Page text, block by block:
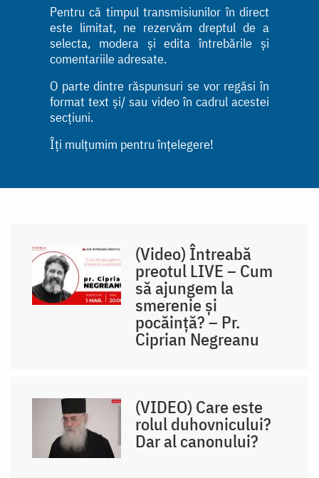
Pentru că timpul transmisiunilor în direct
este limitat, ne rezervăm dreptul de a
selecta, modera și edita întrebările și
comentariile adresate.
O parte dintre răspunsuri se vor regăsi în
format text și/ sau video în cadrul acestei
secțiuni.
Îți mulțumim pentru înțelegere!
(Video) Întreabă
preotul LIVE – Cum
să ajungem la
smerenie și
pocăință? – Pr.
Ciprian Negreanu
(VIDEO) Care este
rolul duhovnicului?
Dar al canonului?